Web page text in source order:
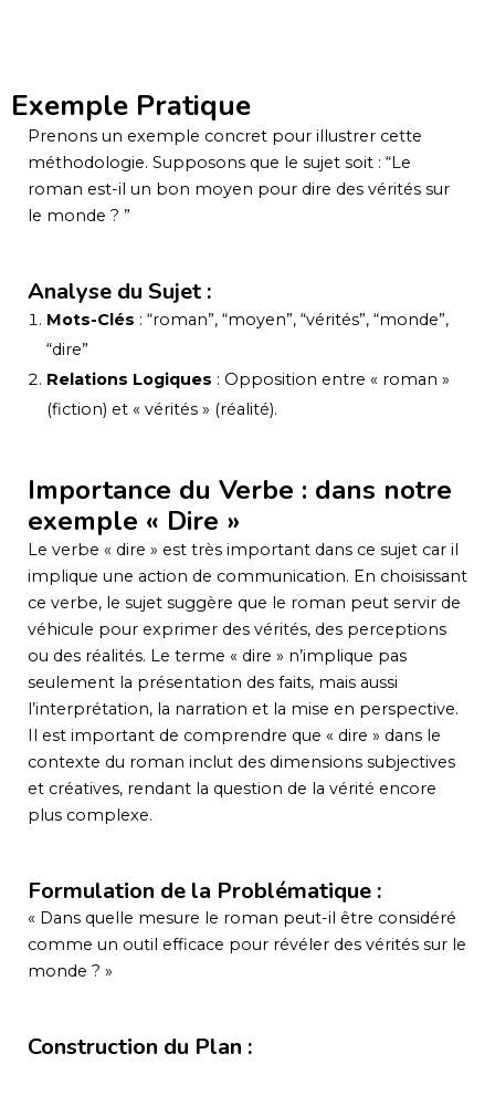
Exemple Pratique
Prenons un exemple concret pour illustrer cette
méthodologie. Supposons que le sujet soit : “Le
roman est-il un bon moyen pour dire des vérités sur
le monde ? ”
Analyse du Sujet :
Mots-Clés : “roman”, “moyen”, “vérités”, “monde”,
“dire”
Relations Logiques : Opposition entre « roman »
(fiction) et « vérités » (réalité).
Importance du Verbe : dans notre
exemple « Dire »
Le verbe « dire » est très important dans ce sujet car il
implique une action de communication. En choisissant
ce verbe, le sujet suggère que le roman peut servir de
véhicule pour exprimer des vérités, des perceptions
ou des réalités. Le terme « dire » n’implique pas
seulement la présentation des faits, mais aussi
l’interprétation, la narration et la mise en perspective.
Il est important de comprendre que « dire » dans le
contexte du roman inclut des dimensions subjectives
et créatives, rendant la question de la vérité encore
plus complexe.
Formulation de la Problématique :
« Dans quelle mesure le roman peut-il être considéré
comme un outil efficace pour révéler des vérités sur le
monde ? »
Construction du Plan :